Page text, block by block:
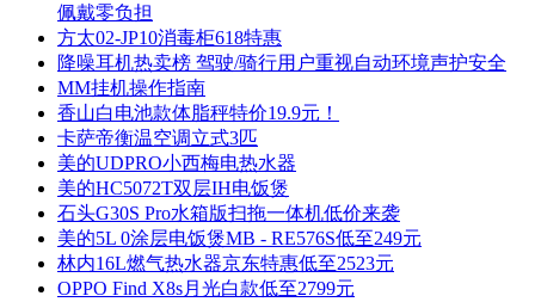
佩戴零负担
方太02-JP10消毒柜618特惠
降噪耳机热卖榜 驾驶/骑行用户重视自动环境声护安全
MM挂机操作指南
香山白电池款体脂秤特价19.9元！
卡萨帝衡温空调立式3匹
美的UDPRO小西梅电热水器
美的HC5072T双层IH电饭煲
石头G30S Pro水箱版扫拖一体机低价来袭
美的5L 0涂层电饭煲MB - RE576S低至249元
林内16L燃气热水器京东特惠低至2523元
OPPO Find X8s月光白款低至2799元